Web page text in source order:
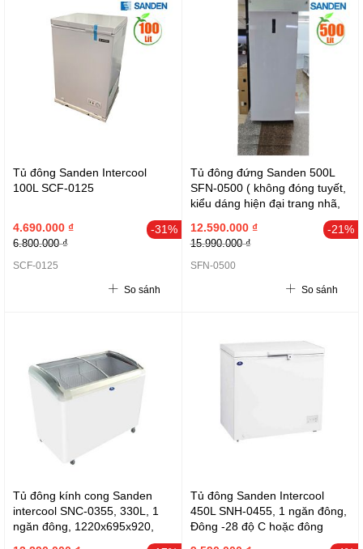
Tủ đông Sanden Intercool
100L SCF-0125
-31%
4.690.000 ₫
6.800.000 ₫
SCF-0125
So sánh
Tủ đông đứng Sanden 500L
SFN-0500 ( không đóng tuyết,
kiểu dáng hiện đại trang nhã,
gas làm lạnh R600, hiển thị
nhiệt độ. màu trắng)
-21%
12.590.000 ₫
15.990.000 ₫
SFN-0500
So sánh
Tủ đông kính cong Sanden
intercool SNC-0355, 330L, 1
ngăn đông, 1220x695x920,
Tủ đông Sanden Intercool
450L SNH-0455, 1 ngăn đông,
Đông -28 độ C hoặc đông